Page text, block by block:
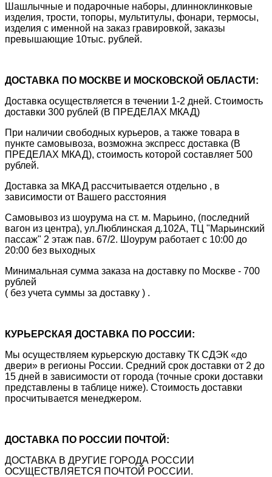
Шашлычные и подарочные наборы, длинноклинковые
изделия, трости, топоры, мультитулы, фонари, термосы,
изделия с именной на заказ гравировкой, заказы
превышающие 10тыс. рублей.
ДОСТАВКА ПО МОСКВЕ И МОСКОВСКОЙ ОБЛАСТИ:
Доставка осуществляется в течении 1-2 дней. Стоимость
доставки 300 рублей (В ПРЕДЕЛАХ МКАД)
При наличии свободных курьеров, а также товара в
пункте самовывоза, возможна экспресс доставка (В
ПРЕДЕЛАХ МКАД), стоимость которой составляет 500
рублей.
Доставка за МКАД рассчитывается отдельно , в
зависимости от Вашего расстояния
Самовывоз из шоурума на ст. м. Марьино, (последний
вагон из центра), ул.Люблинская д.102А, ТЦ "Марьинский
пассаж" 2 этаж пав. 67/2. Шоурум работает с 10:00 до
20:00 без выходных
Минимальная сумма заказа на доставку по Москве - 700
рублей
( без учета суммы за доставку ) .
КУРЬЕРСКАЯ ДОСТАВКА ПО РОССИИ:
Мы осуществляем курьерскую доставку ТК СДЭК «до
двери» в регионы России. Средний срок доставки от 2 до
15 дней в зависимости от города (точные сроки доставки
представлены в таблице ниже). Стоимость доставки
просчитывается менеджером.
ДОСТАВКА ПО РОССИИ ПОЧТОЙ:
ДОСТАВКА В ДРУГИЕ ГОРОДА РОССИИ
ОСУЩЕСТВЛЯЕТСЯ ПОЧТОЙ РОССИИ.